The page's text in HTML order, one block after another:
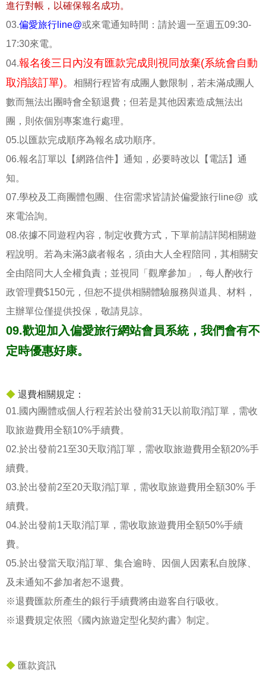
進行對帳，以確保報名成功。
03.偏愛旅行line@或來電通知時間：請於週一至週五09:30-
17:30來電。
04.報名後三日內沒有匯款完成則視同放棄(系統會自動
取消該訂單)。 相關行程皆有成團人數限制，若未滿成團人
數而無法出團時會全額退費；但若是其他因素造成無法出
團，則依個別專案進行處理。
05.以匯款完成順序為報名成功順序。
06.報名訂單以【網路信件】通知，必要時改以【電話】通
知。
07.學校及工商團體包團、住宿需求皆請於偏愛旅行line@ 或
來電洽詢。
08.依據不同遊程內容，制定收費方式，下單前請詳閱相關遊
程說明。若為未滿3歲者報名，須由大人全程陪同，其相關安
全由陪同大人全權負責；並視同「觀摩參加」，每人酌收行
政管理費$150元，但恕不提供相關體驗服務與道具、材料，
主辦單位僅提供投保，敬請見諒。
09.歡迎加入偏愛旅行網站會員系統，我們會有不
定時優惠好康。
◆ 退費相關規定：
01.國內團體或個人行程若於出發前31天以前取消訂單，需收
取旅遊費用全額10%手續費。
02.於出發前21至30天取消訂單，需收取旅遊費用全額20%手
續費。
03.於出發前2至20天取消訂單，需收取旅遊費用全額30% 手
續費。
04.於出發前1天取消訂單，需收取旅遊費用全額50%手續
費。
05.於出發當天取消訂單、集合逾時、因個人因素私自脫隊、
及未通知不參加者恕不退費。
※退費匯款所產生的銀行手續費將由遊客自行吸收。
※退費規定依照《國內旅遊定型化契約書》制定。
◆ 匯款資訊